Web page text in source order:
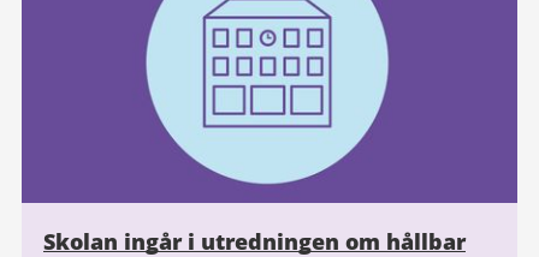
Skolan ingår i utredningen om hållbar